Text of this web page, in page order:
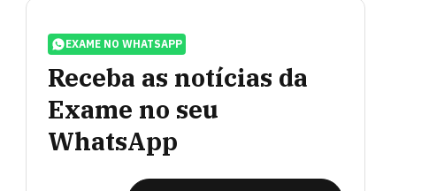
EXAME NO WHATSAPP
Receba as notícias da
Exame no seu
WhatsApp